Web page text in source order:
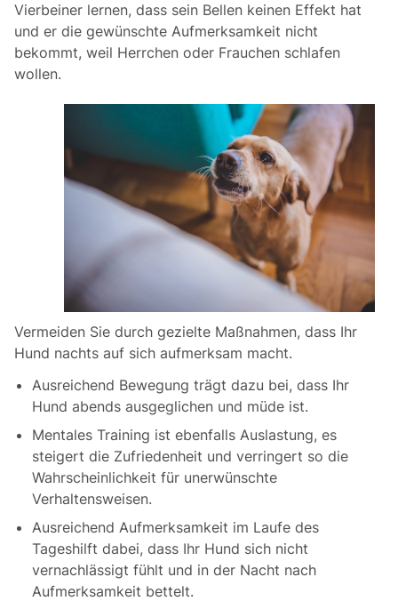
Vierbeiner lernen, dass sein Bellen keinen Effekt hat
und er die gewünschte Aufmerksamkeit nicht
bekommt, weil Herrchen oder Frauchen schlafen
wollen.
Vermeiden Sie durch gezielte Maßnahmen, dass Ihr
Hund nachts auf sich aufmerksam macht.
Ausreichend Bewegung trägt dazu bei, dass Ihr
Hund abends ausgeglichen und müde ist.
Mentales Training ist ebenfalls Auslastung, es
steigert die Zufriedenheit und verringert so die
Wahrscheinlichkeit für unerwünschte
Verhaltensweisen.
Ausreichend Aufmerksamkeit im Laufe des
Tageshilft dabei, dass Ihr Hund sich nicht
vernachlässigt fühlt und in der Nacht nach
Aufmerksamkeit bettelt.